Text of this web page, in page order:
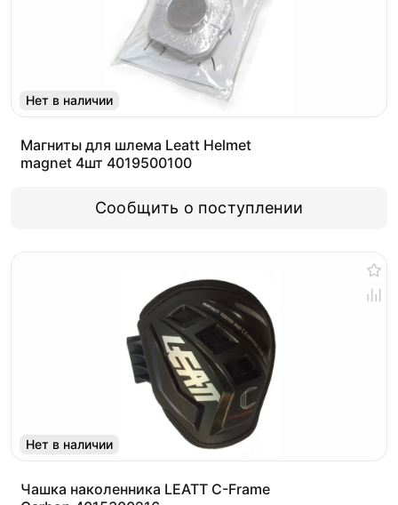
Нет в наличии
Магниты для шлема Leatt Helmet
magnet 4шт 4019500100
Сообщить о поступлении
Нет в наличии
Чашка наколенника LEATT C-Frame